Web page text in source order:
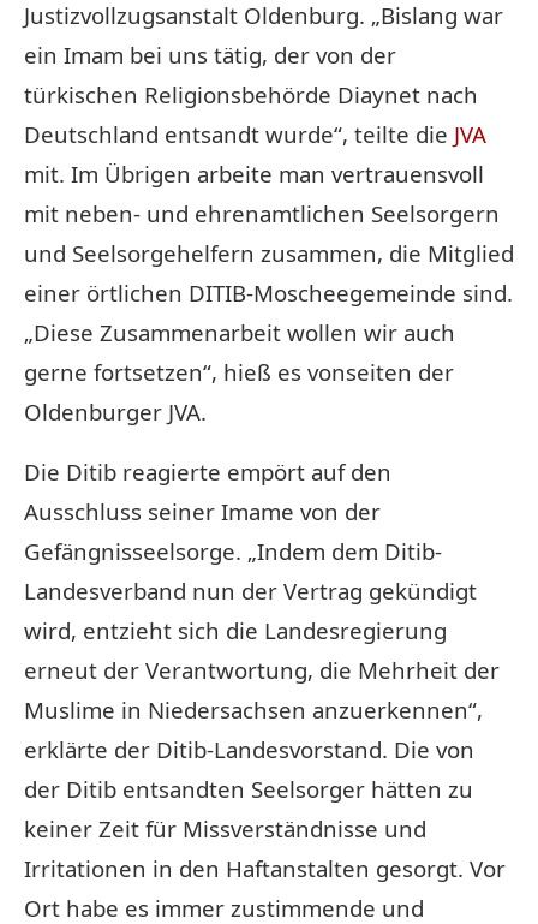
Justizvollzugsanstalt Oldenburg. „Bislang war
ein Imam bei uns tätig, der von der
türkischen Religionsbehörde Diaynet nach
Deutschland entsandt wurde“, teilte die JVA
mit. Im Übrigen arbeite man vertrauensvoll
mit neben- und ehrenamtlichen Seelsorgern
und Seelsorgehelfern zusammen, die Mitglied
einer örtlichen DITIB-Moscheegemeinde sind.
„Diese Zusammenarbeit wollen wir auch
gerne fortsetzen“, hieß es vonseiten der
Oldenburger JVA.
Die Ditib reagierte empört auf den
Ausschluss seiner Imame von der
Gefängnisseelsorge. „Indem dem Ditib-
Landesverband nun der Vertrag gekündigt
wird, entzieht sich die Landesregierung
erneut der Verantwortung, die Mehrheit der
Muslime in Niedersachsen anzuerkennen“,
erklärte der Ditib-Landesvorstand. Die von
der Ditib entsandten Seelsorger hätten zu
keiner Zeit für Missverständnisse und
Irritationen in den Haftanstalten gesorgt. Vor
Ort habe es immer zustimmende und